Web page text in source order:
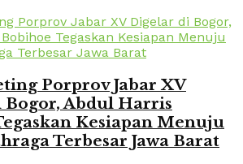
Porprov Jabar XV
Abdul Harris
Kesiapan Menuju
Terbesar Jawa Barat